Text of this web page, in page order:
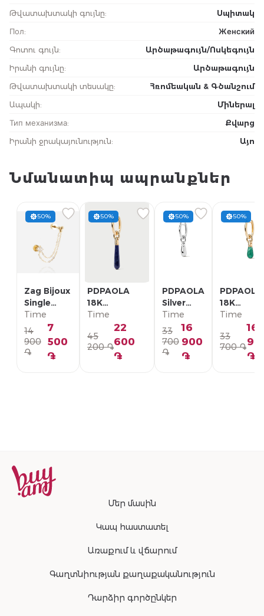
Թվատախտակի գույնը:
Սպիտակ
Пол:
Женский
Գոտու գույն:
Արծաթագույն/Ոսկեգույն
Իրանի գույնը:
Արծաթագույն
Թվատախտակի տեսակը:
Հռոմեական & Գծանշում
Ապակի:
Միներալ
Тип механизма:
Քվարց
Իրանի ջրակայունություն: Այո
Նմանատիպ ապրանքներ
50%
Zag Bijoux
Single
Earring/
SLA22993-
01WHT
Time
14
900
֏
7
500
֏
50%
PDPAOLA
18K
Позолоченная
Серебряная
Моно-серьга/
PG01-336-U
Time
45
200 ֏
22
600
֏
50%
PDPAOLA
Silver
Single
Earring/
PG02-
092-U
Time
33
700
֏
16
900
֏
50%
PDPAOLA
18K
Моно-
PG01-
Time
33
700 ֏
16
֏
Մեր մասին
Կապ հաստատել
Առաքում և վճարում
Գաղտնիության քաղաքականություն
Դարձիր գործընկեր